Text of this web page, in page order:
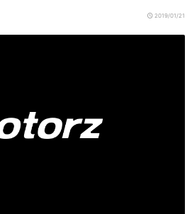
2019/01/21